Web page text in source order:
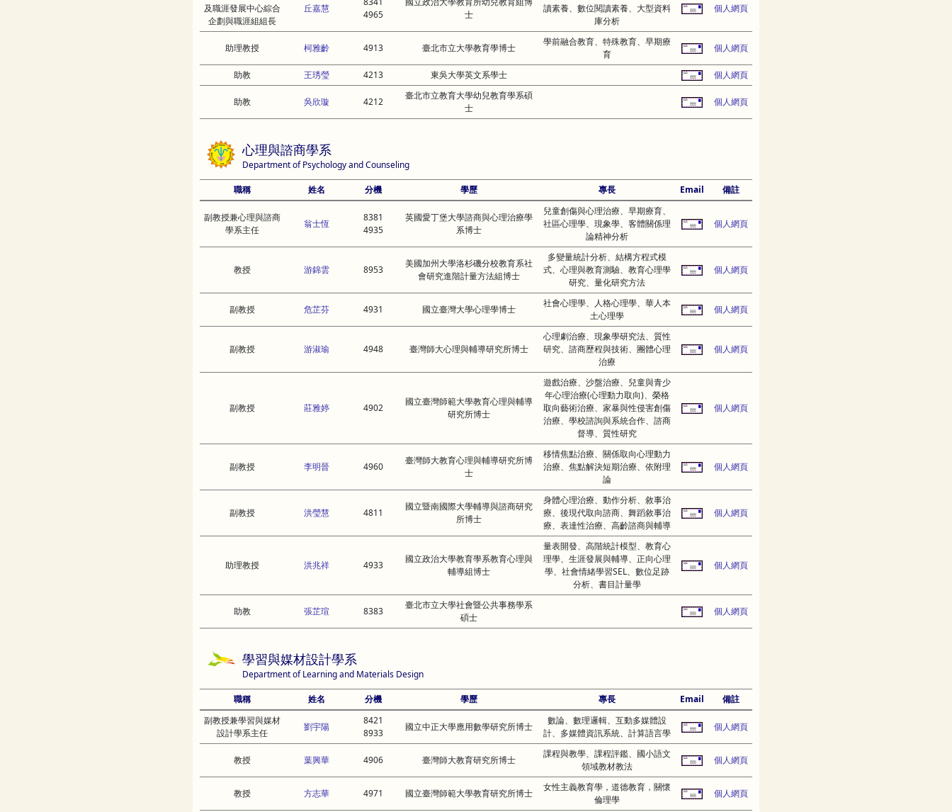
及職涯發展中心綜合
企劃與職涯組組長
丘嘉慧
4965
士
讀素養、數位閱讀素養、大型資料
庫分析
個人網頁
助理教授 柯雅齡 4913 臺北市立大學教育學博士
學前融合教育、特殊教育、早期療
育
個人網頁
助教 王琇瑩 4213 東吳大學英文系學士 個人網頁
助教 吳欣璇 4212
臺北市立教育大學幼兒教育學系碩
士
個人網頁
心理與諮商學系
Department of Psychology and Counseling
職稱 姓名 分機 學歷 專長 Email 備註
副教授兼心理與諮商
學系主任
翁士恆
8381
4935
英國愛丁堡大學諮商與心理治療學
系博士
兒童創傷與心理治療、早期療育、
社區心理學、現象學、客體關係理
論精神分析
個人網頁
教授 游錦雲 8953
美國加州大學洛杉磯分校教育系社
會研究進階計量方法組博士
多變量統計分析、結構方程式模
式、心理與教育測驗、教育心理學
研究、量化研究方法
個人網頁
副教授 危芷芬 4931 國立臺灣大學心理學博士
社會心理學、人格心理學、華人本
土心理學
個人網頁
副教授 游淑瑜 4948 臺灣師大心理與輔導研究所博士
心理劇治療、現象學研究法、質性
研究、諮商歷程與技術、團體心理
治療
個人網頁
副教授 莊雅婷 4902
國立臺灣師範大學教育心理與輔導
研究所博士
遊戲治療、沙盤治療、兒童與青少
年心理治療(心理動力取向)、榮格
取向藝術治療、家暴與性侵害創傷
治療、學校諮詢與系統合作、諮商
督導、質性研究
個人網頁
副教授 李明晉 4960
臺灣師大教育心理與輔導研究所博
士
移情焦點治療、關係取向心理動力
治療、焦點解決短期治療、依附理
論
個人網頁
副教授 洪瑩慧 4811
國立暨南國際大學輔導與諮商研究
所博士
身體心理治療、動作分析、敘事治
療、後現代取向諮商、舞蹈敘事治
療、表達性治療、高齡諮商與輔導
個人網頁
助理教授 洪兆祥 4933
國立政治大學教育學系教育心理與
輔導組博士
量表開發、高階統計模型、教育心
理學、生涯發展與輔導、正向心理
學、社會情緒學習SEL、數位足跡
分析、書目計量學
個人網頁
助教 張芷瑄 8383
臺北市立大學社會暨公共事務學系
碩士
個人網頁
學習與媒材設計學系
Department of Learning and Materials Design
職稱 姓名 分機 學歷 專長 Email
備註
副教授兼學習與媒材
設計學系主任
劉宇陽
8421
8933
國立中正大學應用數學研究所博士
數論、數理邏輯、互動多媒體設
計、多媒體資訊系統、計算語言學
個人網頁
教授 葉興華 4906 臺灣師大教育研究所博士
課程與教學、課程評鑑、國小語文
領域教材教法
個人網頁
教授 方志華 4971 國立臺灣師範大學教育研究所博士
女性主義教育學，道德教育，關懷
倫理學
個人網頁